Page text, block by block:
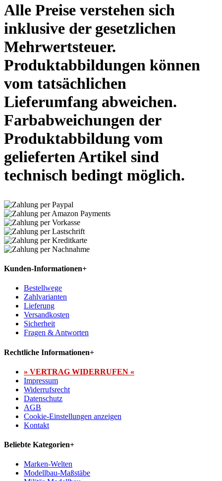
Alle Preise verstehen sich
inklusive der gesetzlichen
Mehrwertsteuer.
Produktabbildungen können
vom tatsächlichen
Lieferumfang abweichen.
Farbabweichungen der
Produktabbildung vom
gelieferten Artikel sind
technisch bedingt möglich.
Kunden-Informationen+
Bestellwege
Zahlvarianten
Lieferung
Versandkosten
Sicherheit
Fragen & Antworten
Rechtliche Informationen+
» VERTRAG WIDERRUFEN «
Impressum
Widerrufsrecht
Datenschutz
AGB
Cookie-Einstellungen anzeigen
Kontakt
Beliebte Kategorien+
Marken-Welten
Modellbau-Maßstäbe